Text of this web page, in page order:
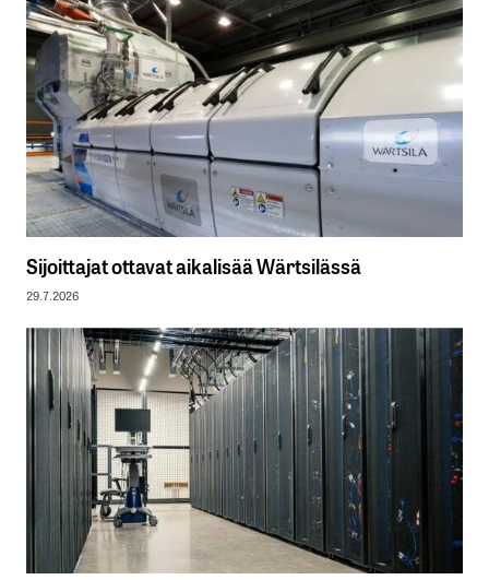
Sijoittajat ottavat aikalisää Wärtsilässä
29.7.2026